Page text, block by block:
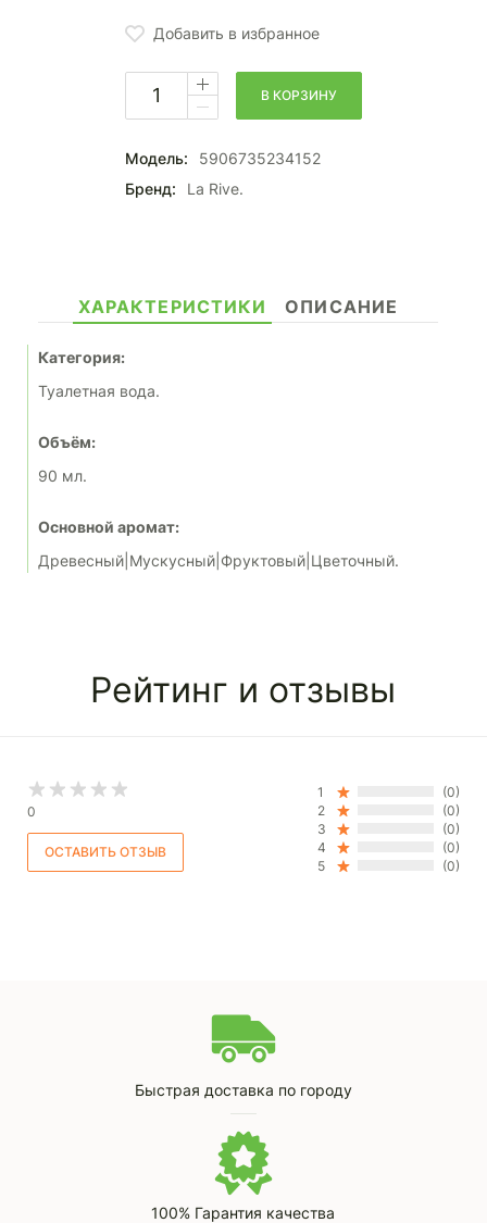
Добавить в избранное
В КОРЗИНУ
Модель:
5906735234152
Бренд:
La Rive.
ХАРАКТЕРИСТИКИ ОПИСАНИЕ
Категория:
Туалетная вода.
Объём:
90 мл.
Основной аромат:
Древесный|Мускусный|Фруктовый|Цветочный.
Рейтинг и отзывы
0
1
(0)
2
(0)
3
(0)
4
(0)
5
(0)
Быстрая доставка по городу
100% Гарантия качества